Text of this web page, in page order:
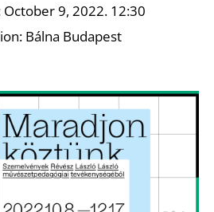
October 9, 2022. 12:30
Bálna Budapest